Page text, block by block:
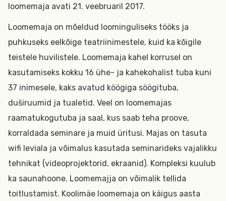
loomemaja avati 21. veebruaril 2017.
Loomemaja on mõeldud loominguliseks tööks ja
puhkuseks eelkõige teatriinimestele, kuid ka kõigile
teistele huvilistele. Loomemaja kahel korrusel on
kasutamiseks kokku 16 ühe- ja kahekohalist tuba kuni
37 inimesele, kaks avatud köögiga söögituba,
duširuumid ja tualetid. Veel on loomemajas
raamatukogutuba ja saal, kus saab teha proove,
korraldada seminare ja muid üritusi. Majas on tasuta
wifi leviala ja võimalus kasutada seminarideks vajalikku
tehnikat (videoprojektorid, ekraanid). Kompleksi kuulub
ka saunahoone. Loomemajja on võimalik tellida
toitlustamist. Koolimäe loomemaja on käigus aasta